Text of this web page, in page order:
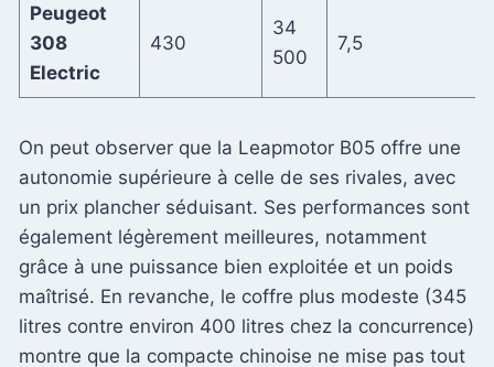
Peugeot
308
Electric
430
34
500
7,5
On peut observer que la Leapmotor B05 offre une
autonomie supérieure à celle de ses rivales, avec
un prix plancher séduisant. Ses performances sont
également légèrement meilleures, notamment
grâce à une puissance bien exploitée et un poids
maîtrisé. En revanche, le coffre plus modeste (345
litres contre environ 400 litres chez la concurrence)
montre que la compacte chinoise ne mise pas tout